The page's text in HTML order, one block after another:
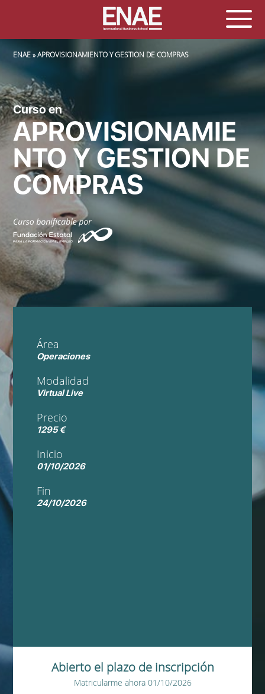
SOBRESCRIBIR ENLACES DE AYUDA A LA NAVEGACIÓN
ENAE APROVISIONAMIENTO Y GESTION DE COMPRAS
Curso en
APROVISIONAMIE
NTO Y GESTION DE
COMPRAS
Área
Operaciones
Modalidad
Virtual Live
Precio
1295 €
Inicio
01/10/2026
Fin
24/10/2026
Abierto el plazo de inscripción
Matricularme ahora 01/10/2026